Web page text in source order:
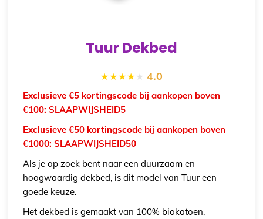
Tuur Dekbed
4.0
Exclusieve €5 kortingscode bij aankopen boven
€100: SLAAPWIJSHEID5
Exclusieve €50 kortingscode bij aankopen boven
€1000: SLAAPWIJSHEID50
Als je op zoek bent naar een duurzaam en
hoogwaardig dekbed, is dit model van Tuur een
goede keuze.
Het dekbed is gemaakt van 100% biokatoen,